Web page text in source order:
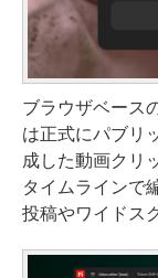
ブラウザベース
は正式にパブリ
成した動画クリ
タイムラインで
投稿やワイドス